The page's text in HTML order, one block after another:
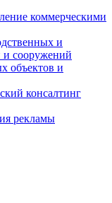
коммерческими
и
сооружений
объектов и
консалтинг
рекламы